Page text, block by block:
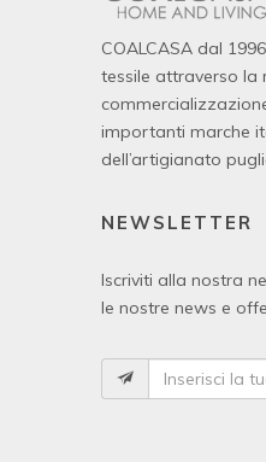
COALCASA dal
tessile attraverso la
importanti marche
dell’artigianato
NEWSLETTER
Iscriviti alla nostra
le nostre news e